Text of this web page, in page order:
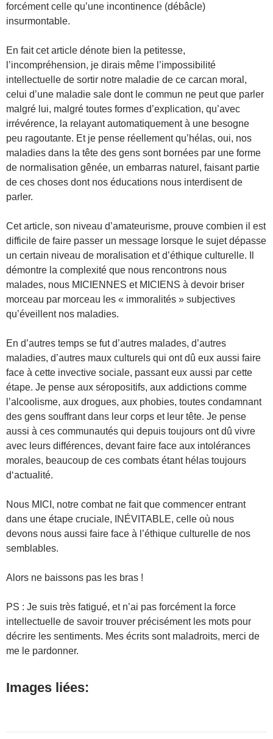
forcément celle qu’une incontinence (débâcle)
insurmontable.
En fait cet article dénote bien la petitesse,
l’incompréhension, je dirais même l’impossibilité
intellectuelle de sortir notre maladie de ce carcan moral,
celui d’une maladie sale dont le commun ne peut que parler
malgré lui, malgré toutes formes d’explication, qu’avec
irrévérence, la relayant automatiquement à une besogne
peu ragoutante. Et je pense réellement qu’hélas, oui, nos
maladies dans la tête des gens sont bornées par une forme
de normalisation gênée, un embarras naturel, faisant partie
de ces choses dont nos éducations nous interdisent de
parler.
Cet article, son niveau d’amateurisme, prouve combien il est
difficile de faire passer un message lorsque le sujet dépasse
un certain niveau de moralisation et d’éthique culturelle. Il
démontre la complexité que nous rencontrons nous
malades, nous MICIENNES et MICIENS à devoir briser
morceau par morceau les « immoralités » subjectives
qu’éveillent nos maladies.
En d’autres temps se fut d’autres malades, d’autres
maladies, d’autres maux culturels qui ont dû eux aussi faire
face à cette invective sociale, passant eux aussi par cette
étape. Je pense aux séropositifs, aux addictions comme
l’alcoolisme, aux drogues, aux phobies, toutes condamnant
des gens souffrant dans leur corps et leur tête. Je pense
aussi à ces communautés qui depuis toujours ont dû vivre
avec leurs différences, devant faire face aux intolérances
morales, beaucoup de ces combats étant hélas toujours
d‘actualité.
Nous MICI, notre combat ne fait que commencer entrant
dans une étape cruciale, INÉVITABLE, celle où nous
devons nous aussi faire face à l’éthique culturelle de nos
semblables.
Alors ne baissons pas les bras !
PS : Je suis très fatigué, et n’ai pas forcément la force
intellectuelle de savoir trouver précisément les mots pour
décrire les sentiments. Mes écrits sont maladroits, merci de
me le pardonner.
Images liées: